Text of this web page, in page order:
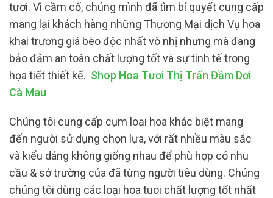
tươi. Vì cầm cố, chúng mình đã tìm bí quyết cung cấp
mang lại khách hàng những Thương Mại dịch Vụ hoa
khai trương giá bèo độc nhất vô nhị nhưng mà đang
bảo đảm an toàn chất lượng tốt và sự tinh tế trong
họa tiết thiết kế. Shop Hoa Tươi Thị Trấn Đầm Dơi
Cà Mau
Chúng tôi cung cấp cụm loại hoa khác biệt mang
đến người sử dụng chọn lựa, với rất nhiều màu sắc
và kiểu dáng không giống nhau để phù hợp có nhu
cầu & sở trường của đã từng người tiêu dùng. Chúng
chúng tôi dùng các loại hoa tuoi chất lượng tốt nhất